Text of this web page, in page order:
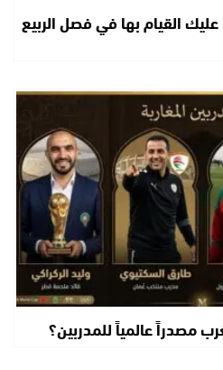
القيام بها في فصل الربيع
مصدراً عالمياً للمدربين؟